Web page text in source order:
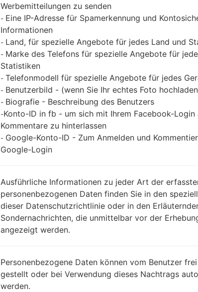
Oreo 8.0.0. Detalierte Anleitung,
geflascht wird,gibt es hier
DATEINAME
SM-
DATEIGRÖSSE
OS
CSC AUSFÜHRUNG
BESCHREIBUNG
CSL, 3, PCCW, CMHK,
M,
1.ÜBERPRÜFEN SIE AUF RECAPTCHA
Werbemitteilungen zu senden
- Eine IP-Adresse für Spamerkennung und
Informationen
- Land, für spezielle Angebote für jedes Land und
- Marke des Telefons für spezielle Angebote für
Statistiken
- Telefonmodell für spezielle Angebote für jedes
- Benutzerbild - (wenn Sie Ihr echtes Foto
- Biografie - Beschreibung des Benutzers
-Konto-ID in fb - um sich mit Ihrem Facebook-Login
Kommentare zu hinterlassen
- Google-Konto-ID - Zum Anmelden und
Google-Login
Ausführliche Informationen zu jeder Art der
personenbezogenen Daten finden Sie in den
dieser Datenschutzrichtlinie oder in den
Sondernachrichten, die unmittelbar vor der
angezeigt werden.
Personenbezogene Daten können vom Benutzer
gestellt oder bei Verwendung dieses Nachtrags
werden.